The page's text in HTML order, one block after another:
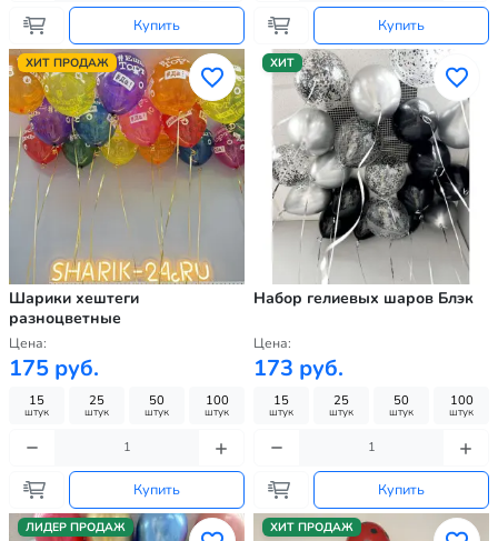
Купить Купить
ХИТ ПРОДАЖ
Шарики хештеги
разноцветные
Цена:
175 руб.
15
штук
25
штук
50
штук
100
штук
Купить
ХИТ
Набор гелиевых шаров Блэк
Цена:
173 руб.
15
штук
25
штук
50
штук
100
штук
Купить
ЛИДЕР ПРОДАЖ ХИТ ПРОДАЖ